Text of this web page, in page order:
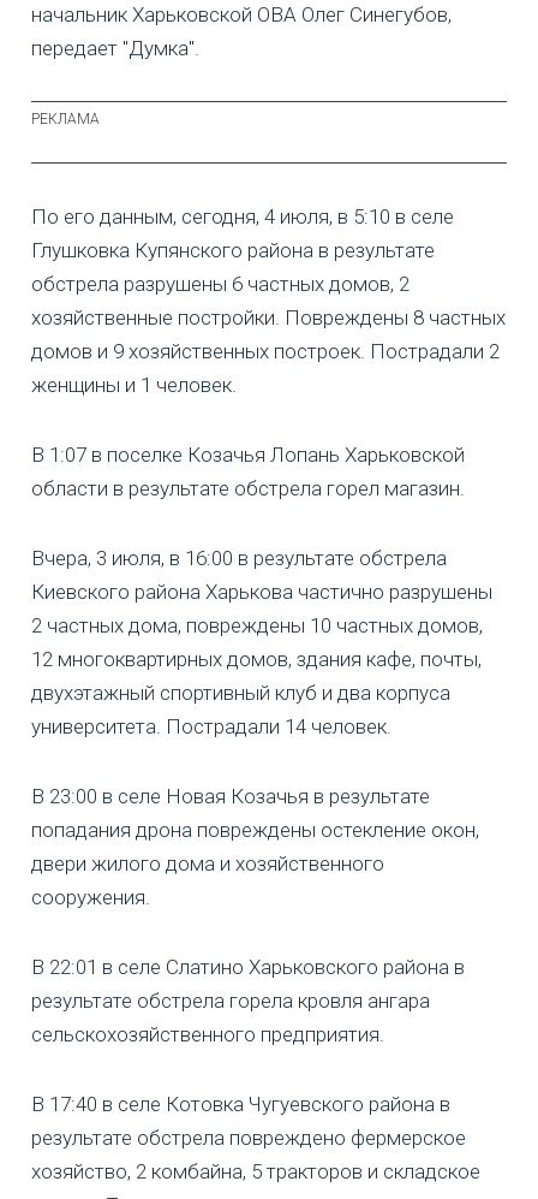
начальник Харьковской ОВА Олег Синегубов,
передает "Думка".
По его данным, сегодня, 4 июля, в 5:10 в селе
Глушковка Купянского района в результате
обстрела разрушены 6 частных домов, 2
хозяйственные постройки. Повреждены 8 частных
домов и 9 хозяйственных построек. Пострадали 2
женщины и 1 человек.
В 1:07 в поселке Козачья Лопань Харьковской
области в результате обстрела горел магазин.
Вчера, 3 июля, в 16:00 в результате обстрела
Киевского района Харькова частично разрушены
2 частных дома, повреждены 10 частных домов,
12 многоквартирных домов, здания кафе, почты,
двухэтажный спортивный клуб и два корпуса
университета. Пострадали 14 человек.
В 23:00 в селе Новая Козачья в результате
попадания дрона повреждены остекление окон,
двери жилого дома и хозяйственного
сооружения.
В 22:01 в селе Слатино Харьковского района в
результате обстрела горела кровля ангара
сельскохозяйственного предприятия.
В 17:40 в селе Котовка Чугуевского района в
результате обстрела повреждено фермерское
хозяйство, 2 комбайна, 5 тракторов и складское